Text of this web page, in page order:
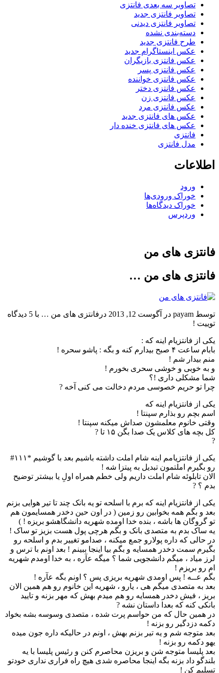
تصاویر سه بعدی فانتزی
تصاویر فانتزی جدید
تصاویر فانتزی دیدنی
دسته‌بندی نشده
طرح فانتزی جدید
عکس اینستاگرام جدید
عکس فانتزی بازیگران
عکس فانتزی پسر
عکس فانتزی خواننده
عکس فانتزی دختر
عکس فانتزی زن
عکس فانتزی مرد
عکس های فانتزی جدید
عکس های فانتزی خنده دار
فانتزی
مدل فانتزی
اطلاعات
ورود
خوراک ورودی‌ها
خوراک دیدگاه‌ها
وردپرس
فانتزی های من
فانتزی های من …
توسط payam در آگوست 12, 2013 درفانتزی های من … با 5 دیدگاه
توییت !
یکی از فانتزیام اینه که :
بابام ساعت ۴ صبح بیدارم کنه و بگه : پاشو سحره !
منم بیدار شم !
و به خوبی و خوشی سحری بخورم !
شما مشکلی داری !؟
چرا تو حریم خصوسی مردم دخالت می کنی آخه ?
یکی از فانتزیام اینه که
اسم بچم رو بذارم سپنتا !
وقتی خانوم معلمشون صداش میکنه سپنتا !
کل بچه های کلاس یک صدا بگن ۱۵ تا ?
?
یکی از فانتزیامم اینه شام املت داشته باشیم بعد با گوشیم *۱۱۱#
رو بگیرم املتمون تبدیل به پیتزا شه !
الان تابلوئه شام املت داریم ولی خطم همراه اولِ یا بیشتر توضیح
بدم ؟ ?
یکی از فانتزیام اینه که برم با اسلحه تو یه بانک چند تا تیر هوایی بزنم
بعد و بگم همه بخوابین رو زمین ( در اون حین دخدر همسایمون هم
تو گروگان ها باشه ، بنده خدا اومده شهریه دانشگاهشو بریزه ! )
یه ساک بدم به متصدی بانک و بگم هرچی پول هست بزیز تو ساک !
در حالی که داره پولارو جمع میکنه ، صدامو تغییر بدم و اسلحه رو
بگیرم سمت دخدر همسایه و بگم بیا اینجا ببینم ! بعد اونم با ترس و
لرز میاد ، میگم دانشجویی شما ؟ میگه عآره ، به خدا اومدم شهریه
ام رو بریزم !
بگم عــه ! پس اومدی شهریه بریزی پس ؟ اونم بگه عآره !
بعد به متصدی میگم هی ، یارو ، شهریه این خانوم رو هم همین الان
بریز ، فیش دخدر همسایه رو هم میدم بهش که مهر بزنه و تایید
بانکی کنه که بعدا داستان نشه ?
در همین حال که من حواسم پرت شده ، متصدی وسوسه بشه بخواد
دکمه دزدگیر رو بزنه !
بعد متوجه شم و یه تیر بزنم بهش ، اونم در حالیکه داره جون میده
یهو دکمه رو بزنه !
بعد پلیسا متوجه شن و بریزن محاصرم کنن و رئیس پلیسا با یه
بلندگو داد بزنه بگه اینجا محاصره شدی هیچ راه فراری نداری خودتو
تسلیم کن !